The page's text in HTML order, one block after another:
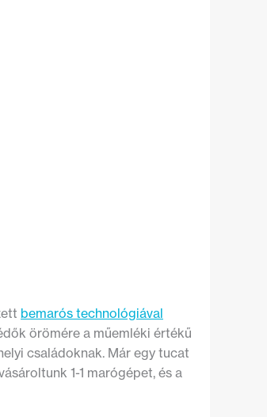
bemarós technológiával
örömére a műemléki értékű
családoknak. Már egy tucat
1-1 marógépet, és a